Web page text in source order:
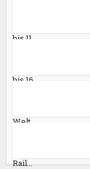
bis 11
bis 16
Welt...
Rail...